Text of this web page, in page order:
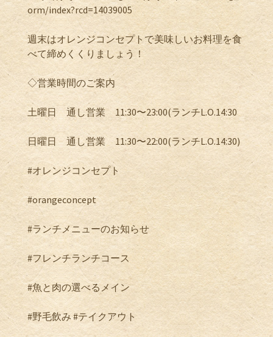
orm/index?rcd=14039005
週末はオレンジコンセプトで美味しいお料理を食
べて締めくくりましょう！
◇営業時間のご案内
土曜日 通し営業 11:30〜23:00(ランチL.O.14:30
日曜日 通し営業 11:30〜22:00(ランチL.O.14:30)
#オレンジコンセプト
#orangeconcept
#ランチメニューのお知らせ
#フレンチランチコース
#魚と肉の選べるメイン
#野毛飲み #テイクアウト